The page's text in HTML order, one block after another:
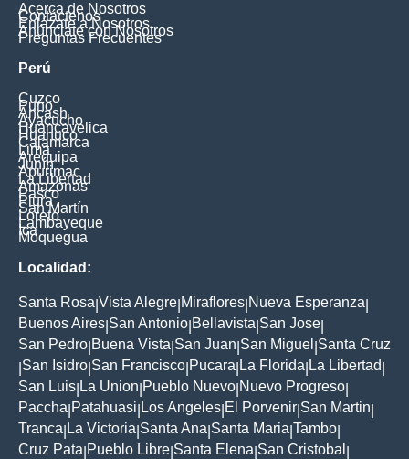
Acerca de Nosotros
Contáctenos
Enlázate a Nosotros
Anúnciate con Nosotros
Preguntas Frecuentes
Perú
Cuzco
Puno
Ancash
Ayacucho
Huancavelica
Huanuco
Cajamarca
Lima
Arequipa
Junín
Apurimac
La Libertad
Amazonas
Pasco
Piura
San Martín
Loreto
Lambayeque
Ica
Moquegua
Localidad:
Santa Rosa Vista Alegre Miraflores Nueva Esperanza
Buenos Aires San Antonio Bellavista San Jose
San Pedro Buena Vista San Juan San Miguel Santa Cruz
San Isidro San Francisco Pucara La Florida La Libertad
San Luis La Union Pueblo Nuevo Nuevo Progreso
Paccha Patahuasi Los Angeles El Porvenir San Martin
Tranca La Victoria Santa Ana Santa Maria Tambo
Cruz Pata Pueblo Libre Santa Elena San Cristobal